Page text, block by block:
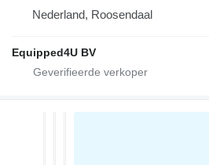
Nederland, Roosendaal
Equipped4U BV